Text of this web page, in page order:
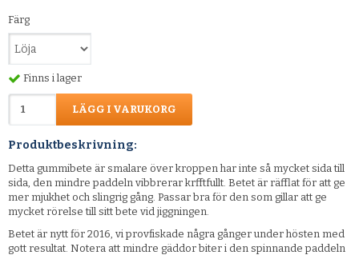
Färg
Finns i lager
LÄGG I VARUKORG
Produktbeskrivning:
Detta gummibete är smalare över kroppen har inte så mycket sida till
sida, den mindre paddeln vibbrerar krfftfullt. Betet är räfflat för att ge
mer mjukhet och slingrig gång. Passar bra för den som gillar att ge
mycket rörelse till sitt bete vid jiggningen.
Betet är nytt för 2016, vi provfiskade några gånger under hösten med
gott resultat. Notera att mindre gäddor biter i den spinnande paddeln